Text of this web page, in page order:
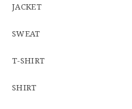
JACKET
SWEAT
T-SHIRT
SHIRT